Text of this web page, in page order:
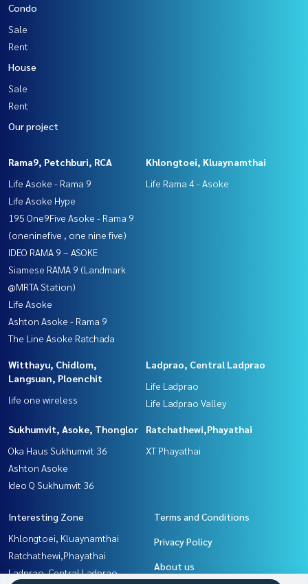
Condo
Sale
Rent
House
Sale
Rent
Our project
Rama9, Petchburi, RCA
Life Asoke - Rama 9
Life Asoke Hype
195 One9Five Asoke - Rama 9
(oneninefive , one nine five)
IDEO RAMA 9 – ASOKE
Siamese RAMA 9 (Landmark
@MRTA Station)
Life Asoke
Ashton Asoke - Rama 9
The Line Asoke Ratchada
Khlongtoei, Kluaynamthai
Life Rama 4 - Asoke
Witthayu, Chidlom,
Langsuan, Ploenchit
life one wireless
Ladprao, Central Ladprao
Life Ladprao
Life Ladprao Valley
Sukhumvit, Asoke, Thonglor
Oka Haus Sukhumvit 36
Ashton Asoke
Ideo Q Sukhumvit 36
Ratchathewi,Phayathai
XT Phayathai
Interesting Zone
Khlongtoei, Kluaynamthai
Ratchathewi,Phayathai
Ladprao, Central Ladprao
Terms and Conditions
Privacy Policy
About us